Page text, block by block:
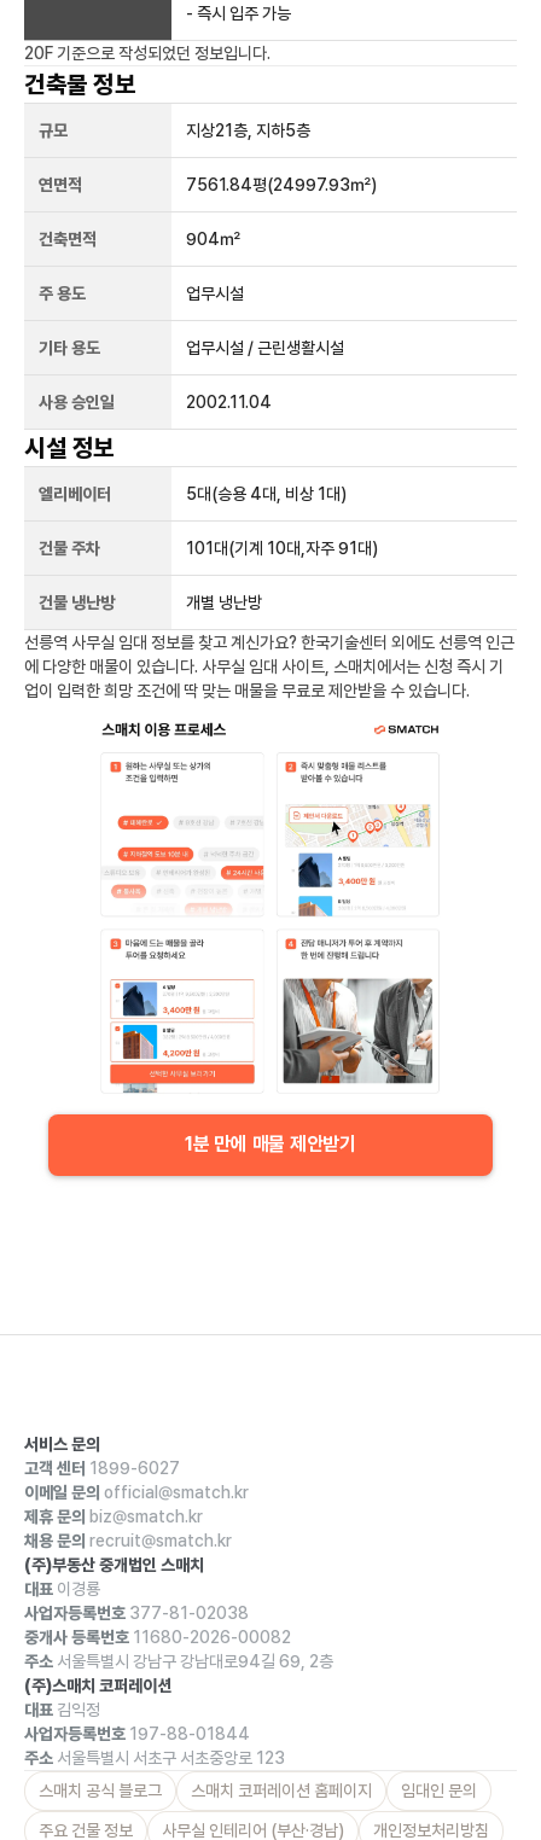
- 즉시 입주 가능
20F 기준으로 작성되었던 정보입니다.
건축물 정보
규모 지상21층, 지하5층
연면적 7561.84평(24997.93㎡)
건축면적 904㎡
주 용도 업무시설
기타 용도 업무시설 / 근린생활시설
사용 승인일 2002.11.04
시설 정보
엘리베이터 5대(승용 4대, 비상 1대)
건물 주차 101 대(기계 10대,자주 91대)
건물 냉난방 개별 냉난방
선릉역 사무실 임대 정보를 찾고 계신가요? 한국기술센터 외에도 선릉역 인근
에 다양한 매물이 있습니다. 사무실 임대 사이트, 스매치에서는 신청 즉시 기
업이 입력한 희망 조건에 딱 맞는 매물을 무료로 제안받을 수 있습니다.
1분 만에 매물 제안받기
서비스 문의
고객 센터 1899-6027
이메일 문의 official@smatch.kr
제휴 문의 biz@smatch.kr
채용 문의 recruit@smatch.kr
(주)부동산 중개법인 스매치
대표 이경룡
사업자등록번호 377-81-02038
중개사 등록번호 11680-2026-00082
주소 서울특별시 강남구 강남대로94길 69, 2층
(주)스매치 코퍼레이션
대표 김익정
사업자등록번호 197-88-01844
주소 서울특별시 서초구 서초중앙로 123
스매치 공식 블로그
스매치 코퍼레이션 홈페이지 임대인 문의
주요 건물 정보 사무실 인테리어 (부산·경남) 개인정보처리방침